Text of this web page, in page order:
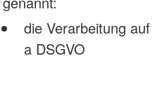
die Verarbeitung
a DSGVO